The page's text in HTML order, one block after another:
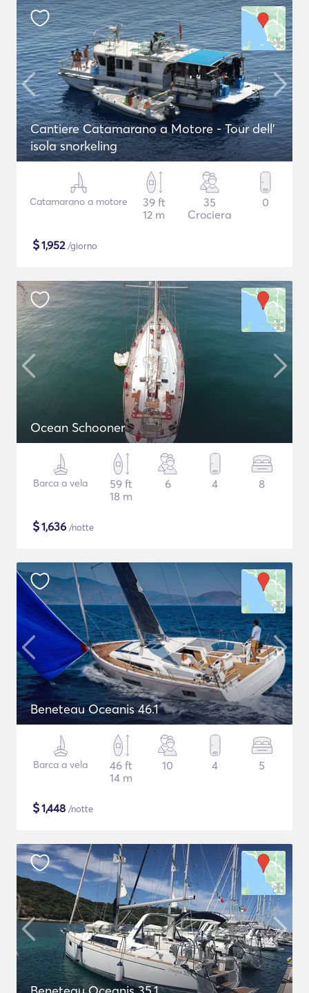
Cantiere Catamarano a Motore - Tour dell'
isola snorkeling
Catamarano a motore
39 ft
12 m
35
Crociera
0
$1,952/giorno
Ocean Schooner
Barca a vela
59 ft
18 m
6 4 8
$1,636 /notte
Beneteau Oceanis 46.1
Barca a vela
46 ft
14 m
10 4 5
$1,448 /notte